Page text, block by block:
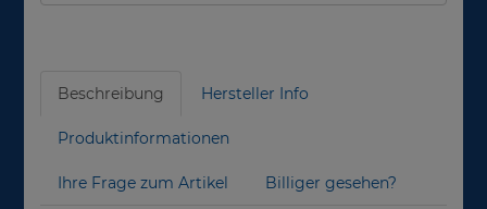
Beschreibung Hersteller Info
Produktinformationen
Ihre Frage zum Artikel Billiger gesehen?